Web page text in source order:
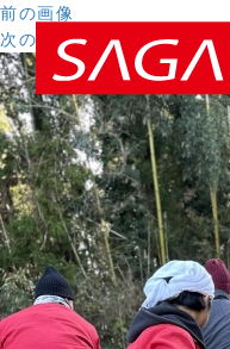
前の画像
次の画像